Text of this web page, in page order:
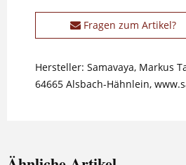
Fragen zum Artikel?
Hersteller: Samavaya, Markus
64665 Alsbach-Hähnlein,